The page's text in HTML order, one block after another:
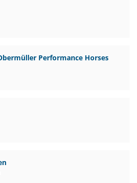
Performance Horses